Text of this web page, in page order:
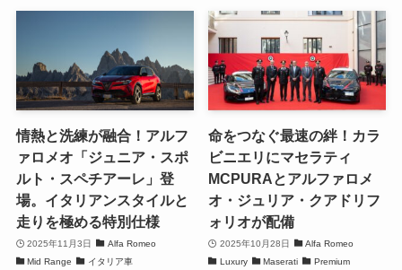
情熱と洗練が融合！アルフ
ァロメオ「ジュニア・スポ
ルト・スペチアーレ」登
場。イタリアンスタイルと
走りを極める特別仕様
2025年11月3日
Alfa Romeo
Mid Range
イタリア車
命をつなぐ最速の絆！カラ
ビニエリにマセラティ
MCPURAとアルファロメ
オ・ジュリア・クアドリフ
ォリオが配備
2025年10月28日
Alfa Romeo
Luxury
Maserati
Premium